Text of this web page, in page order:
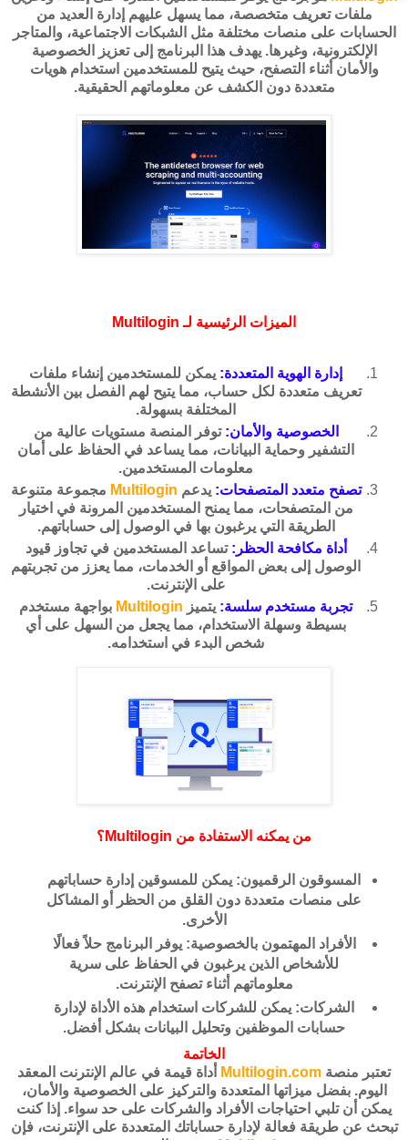
ملفات تعريف متخصصة، مما يسهل عليهم إدارة العديد من
الحسابات على منصات مختلفة مثل الشبكات الاجتماعية، والمتاجر
الإلكترونية، وغيرها. يهدف هذا البرنامج إلى تعزيز الخصوصية
والأمان أثناء التصفح، حيث يتيح للمستخدمين استخدام هويات
متعددة دون الكشف عن معلوماتهم الحقيقية.
الميزات الرئيسية لـ Multilogin
إدارة الهوية المتعددة: يمكن للمستخدمين إنشاء ملفات
تعريف متعددة لكل حساب، مما يتيح لهم الفصل بين الأنشطة
المختلفة بسهولة.
الخصوصية والأمان: توفر المنصة مستويات عالية من
التشفير وحماية البيانات، مما يساعد في الحفاظ على أمان
معلومات المستخدمين.
تصفح متعدد المتصفحات: يدعم Multilogin مجموعة متنوعة
من المتصفحات، مما يمنح المستخدمين المرونة في اختيار
الطريقة التي يرغبون بها في الوصول إلى حساباتهم.
أداة مكافحة الحظر: تساعد المستخدمين في تجاوز قيود
الوصول إلى بعض المواقع أو الخدمات، مما يعزز من تجربتهم
على الإنترنت.
تجربة مستخدم سلسة: يتميز Multilogin بواجهة مستخدم
بسيطة وسهلة الاستخدام، مما يجعل من السهل على أي
شخص البدء في استخدامه.
من يمكنه الاستفادة من Multilogin؟
المسوقون الرقميون: يمكن للمسوقين إدارة حساباتهم
على منصات متعددة دون القلق من الحظر أو المشاكل
الأخرى.
الأفراد المهتمون بالخصوصية: يوفر البرنامج حلاً فعالًا
للأشخاص الذين يرغبون في الحفاظ على سرية
معلوماتهم أثناء تصفح الإنترنت.
الشركات: يمكن للشركات استخدام هذه الأداة لإدارة
حسابات الموظفين وتحليل البيانات بشكل أفضل.
الخاتمة
تعتبر منصة Multilogin.com
أداة قيمة في عالم الإنترنت المعقد
اليوم. بفضل ميزاتها المتعددة والتركيز على الخصوصية والأمان،
يمكن أن تلبي احتياجات الأفراد والشركات على حد سواء. إذا كنت
تبحث عن طريقة فعالة لإدارة حساباتك المتعددة على الإنترنت، فإن